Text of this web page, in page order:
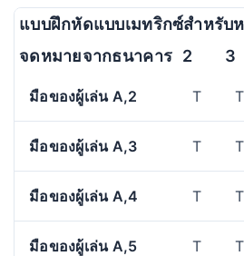
แบบฝึกหัดแบบเมทริกซ์สำหรับ
จดหมายจากธนาคาร 2 3
มือของผู้เล่น A,2 T T
มือของผู้เล่น A,3 T T
มือของผู้เล่น A,4 T T
มือของผู้เล่น A,5 T T